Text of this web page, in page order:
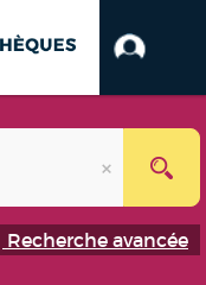
Recherche avancée